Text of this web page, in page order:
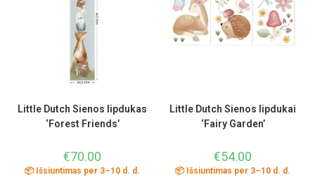
Little Dutch Sienos lipdukas
‘Forest Friends’
€70.00
📦 Išsiuntimas per 3–10 d. d.
Little Dutch Sienos lipdukai
‘Fairy Garden’
€54.00
📦 Išsiuntimas per 3–10 d. d.